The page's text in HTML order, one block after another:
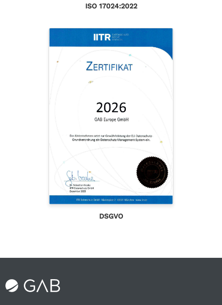
ISO 17024:2022
DSGVO